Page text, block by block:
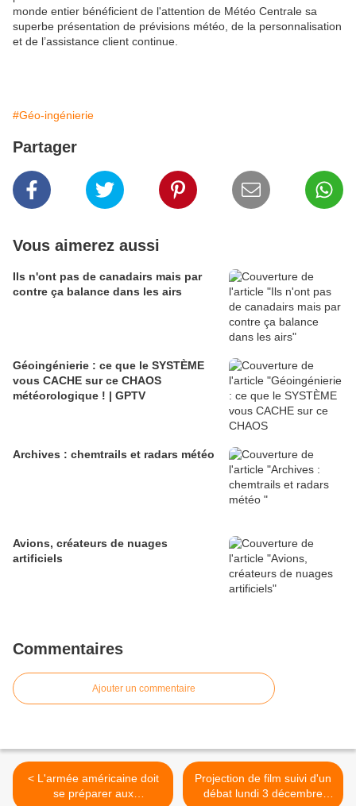
monde entier bénéficient de l'attention de Météo Centrale sa
superbe présentation de prévisions météo, de la personnalisation
et de l’assistance client continue.
#Géo-ingénierie
Partager
Vous aimerez aussi
Ils n'ont pas de canadairs mais par
contre ça balance dans les airs
Géoingénierie : ce que le SYSTÈME
vous CACHE sur ce CHAOS
météorologique ! | GPTV
Archives : chemtrails et radars météo
Avions, créateurs de nuages
artificiels
Commentaires
Ajouter un commentaire
< L'armée américaine doit
se préparer aux
Projection de film suivi d'un
débat lundi 3 décembre